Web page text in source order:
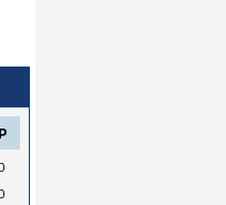
P